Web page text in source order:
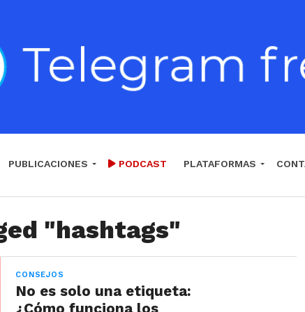
PUBLICACIONES PODCAST PLATAFORMAS
"hashtags"
CONSEJOS
No es solo una etiqueta:
¿Cómo funciona los